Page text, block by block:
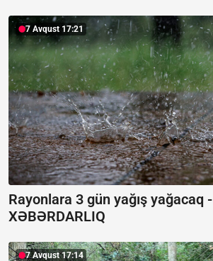
7 Avqust 17:21
Rayonlara 3 gün yağış yağacaq -
XƏBƏRDARLIQ
7 Avqust 17:14